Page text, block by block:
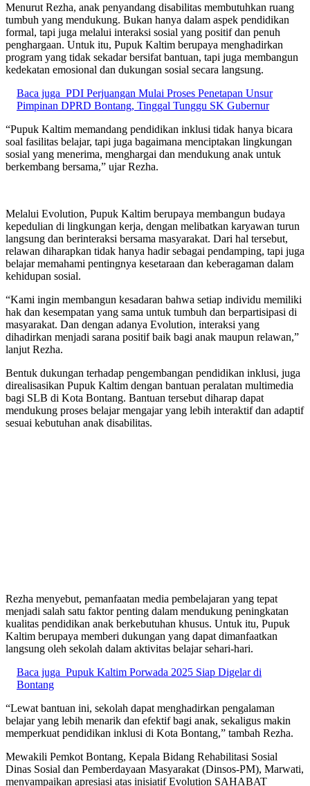
Menurut Rezha, anak penyandang disabilitas membutuhkan ruang
tumbuh yang mendukung. Bukan hanya dalam aspek pendidikan
formal, tapi juga melalui interaksi sosial yang positif dan penuh
penghargaan. Untuk itu, Pupuk Kaltim berupaya menghadirkan
program yang tidak sekadar bersifat bantuan, tapi juga membangun
kedekatan emosional dan dukungan sosial secara langsung.
Baca juga PDI Perjuangan Mulai Proses Penetapan Unsur
Pimpinan DPRD Bontang, Tinggal Tunggu SK Gubernur
“Pupuk Kaltim memandang pendidikan inklusi tidak hanya bicara
soal fasilitas belajar, tapi juga bagaimana menciptakan lingkungan
sosial yang menerima, menghargai dan mendukung anak untuk
berkembang bersama,” ujar Rezha.
Melalui Evolution, Pupuk Kaltim berupaya membangun budaya
kepedulian di lingkungan kerja, dengan melibatkan karyawan turun
langsung dan berinteraksi bersama masyarakat. Dari hal tersebut,
relawan diharapkan tidak hanya hadir sebagai pendamping, tapi juga
belajar memahami pentingnya kesetaraan dan keberagaman dalam
kehidupan sosial.
“Kami ingin membangun kesadaran bahwa setiap individu memiliki
hak dan kesempatan yang sama untuk tumbuh dan berpartisipasi di
masyarakat. Dan dengan adanya Evolution, interaksi yang
dihadirkan menjadi sarana positif baik bagi anak maupun relawan,”
lanjut Rezha.
Bentuk dukungan terhadap pengembangan pendidikan inklusi, juga
direalisasikan Pupuk Kaltim dengan bantuan peralatan multimedia
bagi SLB di Kota Bontang. Bantuan tersebut diharap dapat
mendukung proses belajar mengajar yang lebih interaktif dan adaptif
sesuai kebutuhan anak disabilitas.
Rezha menyebut, pemanfaatan media pembelajaran yang tepat
menjadi salah satu faktor penting dalam mendukung peningkatan
kualitas pendidikan anak berkebutuhan khusus. Untuk itu, Pupuk
Kaltim berupaya memberi dukungan yang dapat dimanfaatkan
langsung oleh sekolah dalam aktivitas belajar sehari-hari.
Baca juga Pupuk Kaltim Porwada 2025 Siap Digelar di
Bontang
“Lewat bantuan ini, sekolah dapat menghadirkan pengalaman
belajar yang lebih menarik dan efektif bagi anak, sekaligus makin
memperkuat pendidikan inklusi di Kota Bontang,” tambah Rezha.
Mewakili Pemkot Bontang, Kepala Bidang Rehabilitasi Sosial
Dinas Sosial dan Pemberdayaan Masyarakat (Dinsos-PM), Marwati,
menyampaikan apresiasi atas inisiatif Evolution SAHABAT